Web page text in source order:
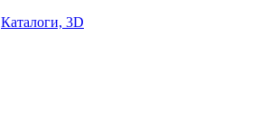
Каталоги, 3D